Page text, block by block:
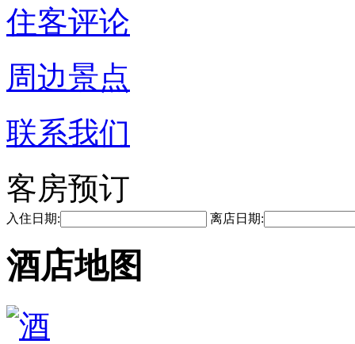
住客评论
周边景点
联系我们
客房预订
入住日期: 离店日期:
酒店地图